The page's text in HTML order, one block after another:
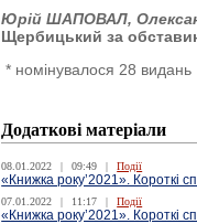
Юрій ШАПОВАЛ,
Щербицький за
* номінувалося 28 видань
Додаткові матеріали
08.01.2022 | 09:49 | Події
«Книжка року’2021». Короткі
07.01.2022 | 11:17 | Події
«Книжка року’2021». Короткі